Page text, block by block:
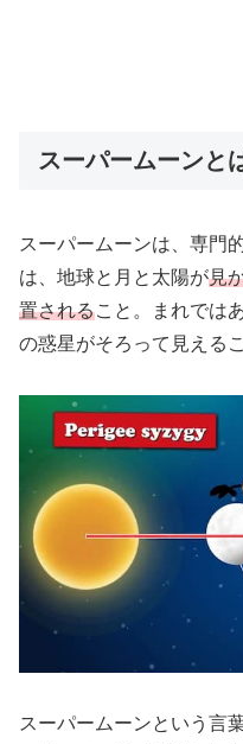
スーパームーンと
スーパームーンは、専門
は、地球と月と太陽が見
置されること。まれでは
の惑星がそろって見える
スーパームーンという言